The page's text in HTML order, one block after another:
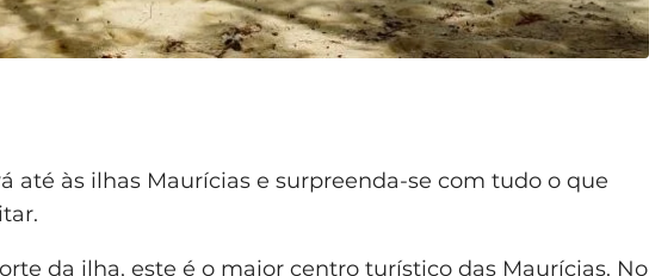
até às ilhas Maurícias e surpreenda-se com tudo o que
da ilha, este é o maior centro turístico das Maurícias. No